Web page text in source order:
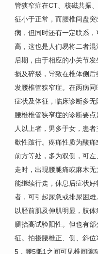
管狭窄症在CT、核磁共振
征小于正常，而腰椎间盘
病，但同时还有一定联系
高，这也是人们易将二者
后期，由于相应的小关节
损及碎裂，导致在椎体侧
发腰椎管狭窄症。在两病
症状及体征，临床诊断多无
腰椎椎管狭窄症的诊断要
人以上者，男多于女，患
歇性跛行。疼痛性质为酸
前方等处，多为双侧，可
走时，出现腰腿痛或麻木
能继续行走，休息后症状
者，可引起尿急或排尿困难
以胫前肌及伸肌明显，肢
腿抬高试验阳性。但也有
征。拍摄腰椎正、侧、斜
5，腰5骶1之间可见椎间隙